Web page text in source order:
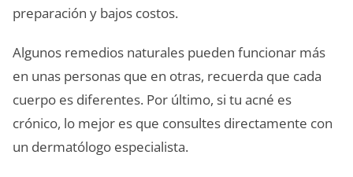
preparación y bajos costos.
Algunos remedios naturales pueden funcionar más
en unas personas que en otras, recuerda que cada
cuerpo es diferentes. Por último, si tu acné es
crónico, lo mejor es que consultes directamente con
un dermatólogo especialista.